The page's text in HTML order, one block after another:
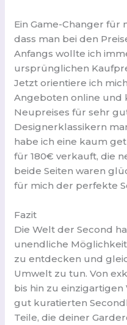
Ein Game-Changer für
dass man bei den
Anfangs wollte ich
ursprünglichen
Jetzt orientiere ich
Angeboten online und
Neupreises für sehr
Designerklassikern
habe ich eine kaum
für 180€ verkauft, die
beide Seiten waren
für mich der perfekte
Fazit
Die Welt der Second
unendliche
zu entdecken und
Umwelt zu tun. Von
bis hin zu einzigartigen
gut kuratierten
Teile, die deiner